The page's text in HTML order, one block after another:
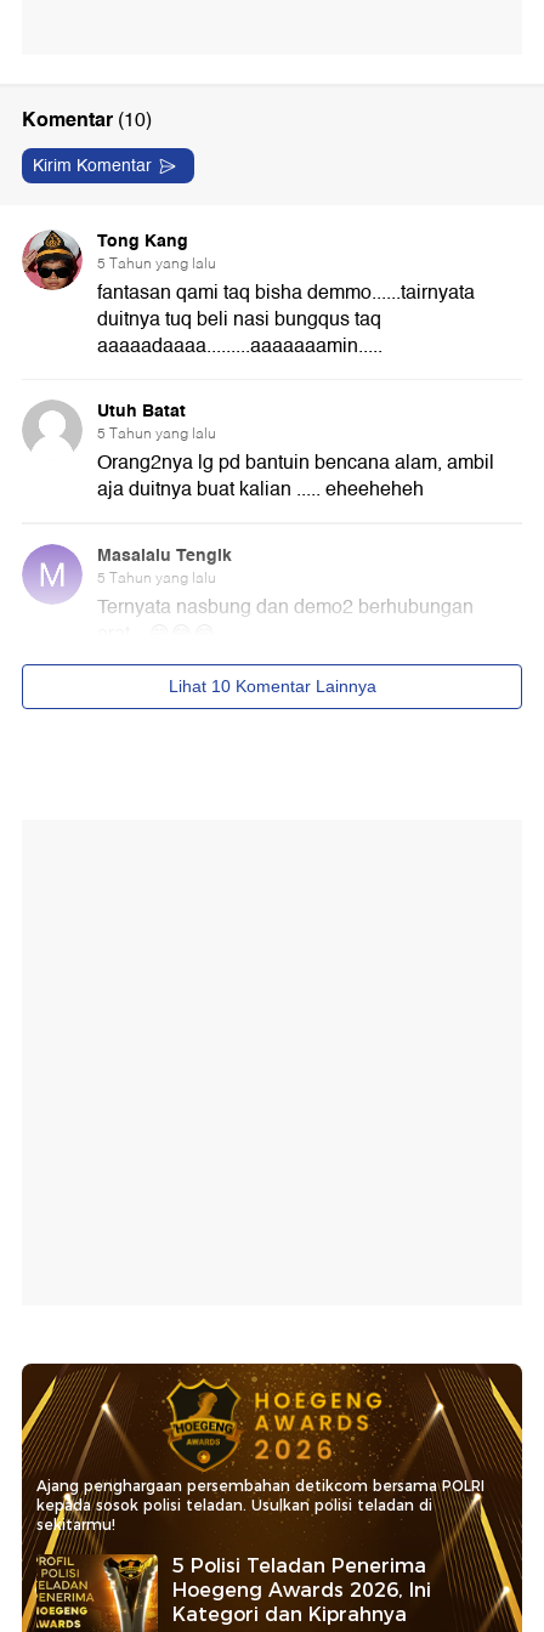
Ajang penghargaan persembahan detikcom bersama POLRI
kepada sosok polisi teladan. Usulkan polisi teladan di
sekitarmu!
5 Polisi Teladan Penerima
Hoegeng Awards 2026, Ini
Kategori dan Kiprahnya